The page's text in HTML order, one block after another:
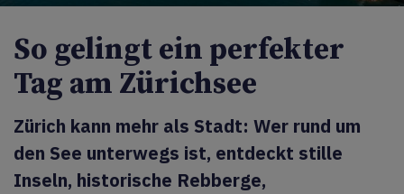
So gelingt ein perfekter
Tag am Zürichsee
Zürich kann mehr als Stadt: Wer rund um
den See unterwegs ist, entdeckt stille
Inseln, historische Rebberge,